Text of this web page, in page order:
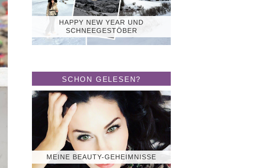
HAPPY NEW YEAR UND
SCHNEEGESTÖBER
SCHON GELESEN?
MEINE BEAUTY-GEHEIMNISSE